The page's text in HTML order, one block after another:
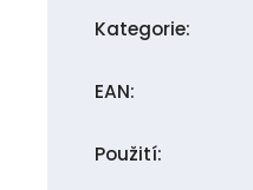
Kategorie:
EAN:
Použití: